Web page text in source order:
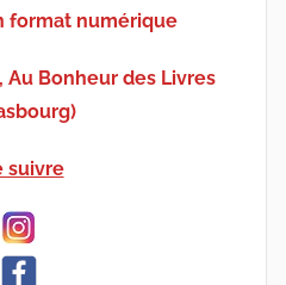
format numérique
Bonheur des Livres
suivre